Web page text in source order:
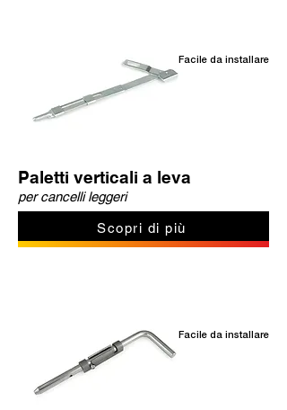
Facile da installare
Paletti verticali a leva
per cancelli leggeri
Scopri di più
Facile da installare